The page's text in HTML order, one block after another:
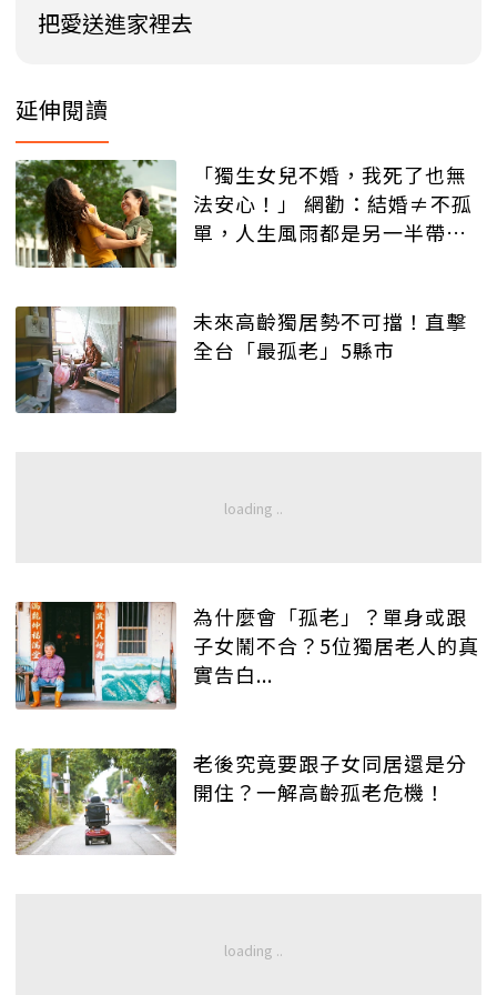
把愛送進家裡去
延伸閱讀
「獨生女兒不婚，我死了也無
法安心！」 網勸：結婚≠不孤
單，人生風雨都是另一半帶來
未來高齡獨居勢不可擋！直擊
全台「最孤老」5縣市
為什麼會「孤老」？單身或跟
子女鬧不合？5位獨居老人的真
實告白...
老後究竟要跟子女同居還是分
開住？一解高齡孤老危機！